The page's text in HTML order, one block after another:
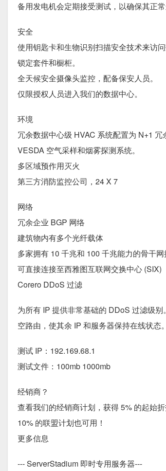
备用发电机会定期接受测试，以确保其正常
安全
使用钥匙卡和生物识别扫描安全技术来访问
锁定套件和橱柜。
全天候安全摄像头监控，配备保安人员。
仅限授权人员进入我们的数据中心。
环境
冗余数据中心级 HVAC 系统配置为 N+1 冗
VESDA 空气采样和烟雾探测系统。
多区域预作用灭火
第三方消防监控公司，24 X 7
网络
冗余企业 BGP 网络
建筑物内有多个光纤载体
多家拥有 10 千兆和 100 千兆能力的骨干网
可直接连接至西雅图互联网交换中心 (SIX)
Corero DDoS 过滤
为所有 IP 提供非常基础的 DDoS 过滤级
空路由，使其余 IP 和服务器保持在线状态。
测试 IP：192.169.68.1
测试文件：100mb 1000mb
经销商？
查看我们的经销商计划，获得 5% 的起始
10% 的联盟计划也可用！
更多信息
--- ServerStadium 即时专用服务器---